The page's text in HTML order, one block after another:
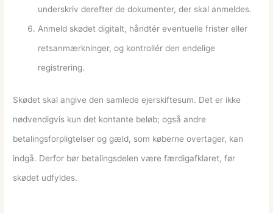
underskriv derefter de dokumenter, der skal anmeldes.
Anmeld skødet digitalt, håndtér eventuelle frister eller
retsanmærkninger, og kontrollér den endelige
registrering.
Skødet skal angive den samlede ejerskiftesum. Det er ikke
nødvendigvis kun det kontante beløb; også andre
betalingsforpligtelser og gæld, som køberne overtager, kan
indgå. Derfor bør betalingsdelen være færdigafklaret, før
skødet udfyldes.